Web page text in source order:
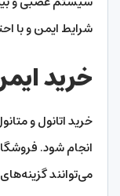
شرایط ایمن و با
خرید
خرید اتانول و
انجام شود.
می‌توانند